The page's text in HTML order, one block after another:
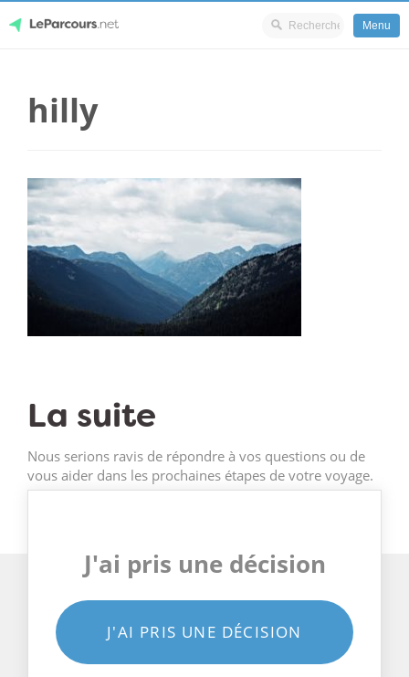
content
Menu
hilly
La suite
Nous serions ravis de répondre à vos questions ou de
vous aider dans les prochaines étapes de votre voyage.
J'ai pris une décision
J'AI PRIS UNE DÉCISION